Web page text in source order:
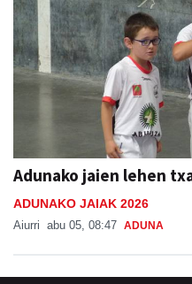
Adunako jaien lehen
ADUNAKO JAIAK 2026
Aiurri abu 05, 08:47 ADUNA